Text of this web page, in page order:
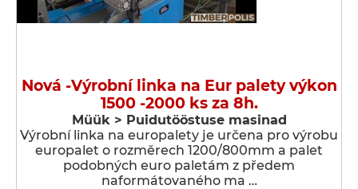
Nová -Výrobní linka na Eur palety výkon
1500 -2000 ks za 8h.
Müük > Puidutööstuse masinad
Výrobní linka na europalety je určena pro výrobu
europalet o rozměrech 1200/800mm a palet
podobných euro paletám z předem
naformátovaného ma …